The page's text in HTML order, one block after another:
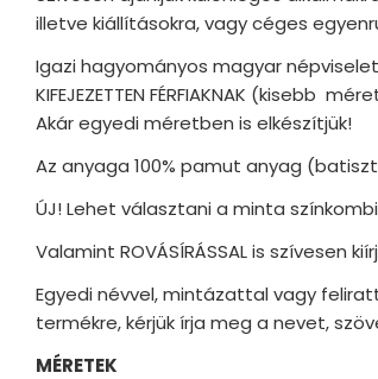
illetve kiállításokra, vagy céges
Igazi hagyományos magyar
KIFEJEZETTEN FÉRFIAKNAK (kisebb
Akár egyedi méretben is elkészítjük!
Az anyaga 100% pamut anyag
ÚJ! Lehet választani a minta
Valamint ROVÁSÍRÁSSAL is szívesen
Egyedi névvel, mintázattal vagy
termékre, kérjük írja meg a nevet,
MÉRETEK